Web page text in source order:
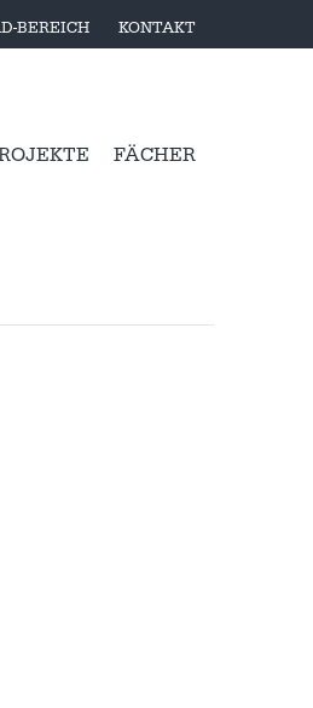
BEREICH KONTAKT
FÄCHER